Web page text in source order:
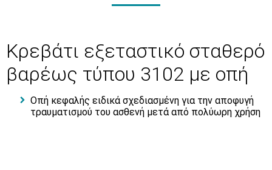
Κρεβάτι εξεταστικό σταθερό
βαρέως τύπου 3102 με οπή
Οπή κεφαλής ειδικά σχεδιασμένη για την αποφυγή
τραυματισμού του ασθενή μετά από πολύωρη χρήση